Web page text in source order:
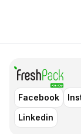
Facebook
Linkedin